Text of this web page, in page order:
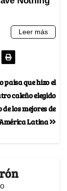
paisa que hizo el
caleño elegido
de los mejores de
Latina